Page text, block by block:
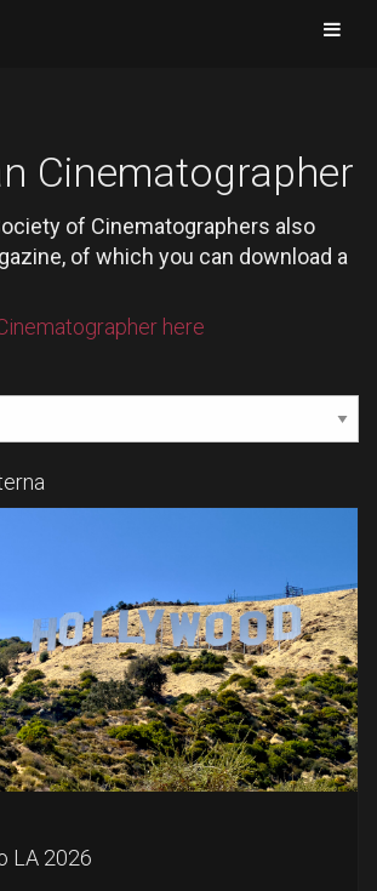
Cinematographer
of Cinematographers also
of which you can download a
here
LA 2026